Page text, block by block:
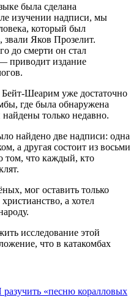
была сделана
изучении надписи, мы
который был
звали Яков Прозелит.
до смерти он стал
приводит издание
Шеарим уже достаточно
где была обнаружена
только недавно.
найдено две надписи: одна
а другая состоит из восьми
том, что каждый, кто
мог оставить только
а хотел
исследование этой
что в катакомбах
«песню коралловых